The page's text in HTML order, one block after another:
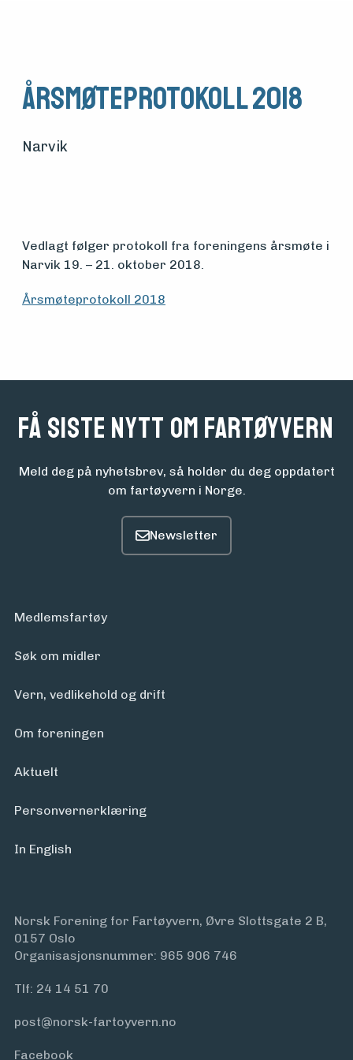
Medlemsfartøy
midler
Vern,
vedlikehold
Aktuelt
Årsmøteprotokoll 2018
Narvik
Vedlagt følger protokoll fra foreningens årsmøte i
Narvik 19. – 21. oktober 2018.
Årsmøteprotokoll 2018
Få siste nytt om fartøyvern
Meld deg på nyhetsbrev, så holder du deg oppdatert
om fartøyvern i Norge.
Medlemsfartøy
Søk om midler
Vern, vedlikehold og drift
Om foreningen
Aktuelt
Personvern­erklæring
In English
Norsk Forening for Fartøyvern, Øvre Slottsgate 2 B,
0157 Oslo
Organisasjonsnummer: 965 906 746
Tlf: 24 14 51 70
post@norsk-fartoyvern.no
Facebook